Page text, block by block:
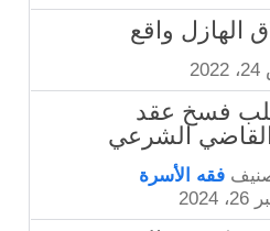
- طلب فسخ عقد
الشرعي
فقه الأسرة
2024